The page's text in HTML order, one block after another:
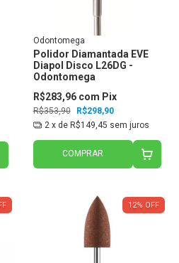
Odontomega
Polidor Diamantada EVE
Diapol Disco L26DG -
Odontomega
R$353,90 R$298,90
R$283,96 com Pix
2 x de R$149,45 sem juros
COMPRAR
12% OFF